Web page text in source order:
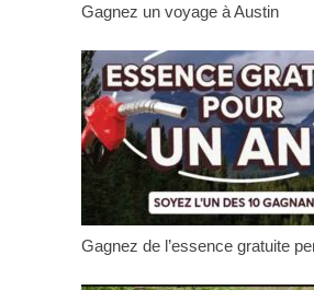
Gagnez un voyage à Austin
Gagnez de l’essence gratuite